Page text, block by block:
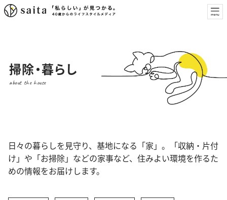
掃除・暮らし
about the house
日々の暮らしを見守り、基地になる「家」。「収納・片付
け」や「お掃除」などの家事など、住みよい環境を作るた
めの情報をお届けします。